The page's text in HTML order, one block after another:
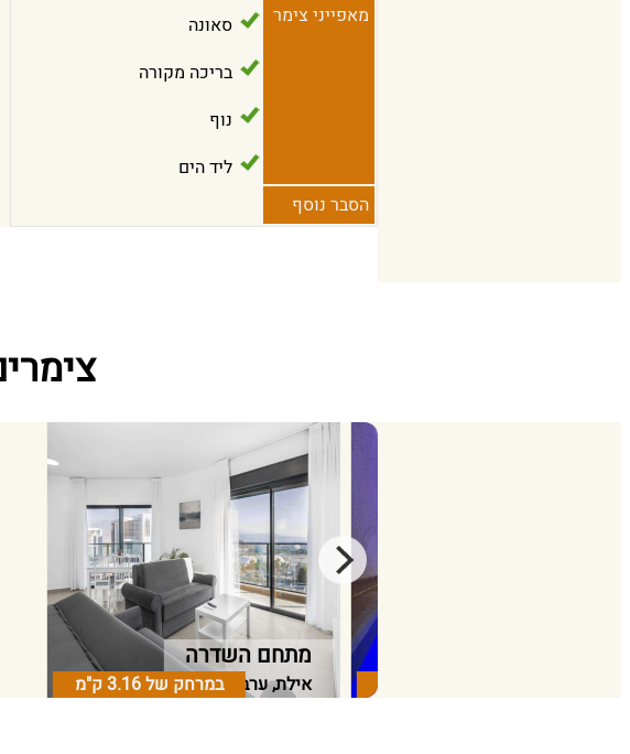
מאפייני צימר
סאונה
בריכה מקורה
נוף
ליד הים
הסבר נוסף
מתחם השדרה
אילת, ערבה במרחק של3.16 ק"מ